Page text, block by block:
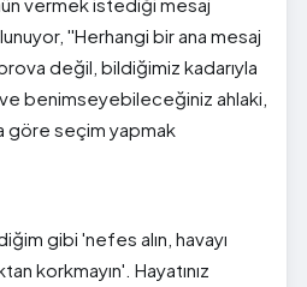
''Herhangi bir ana mesaj
değil, bildiğimiz kadarıyla
ve benimseyebileceğiniz ahlaki,
göre seçim yapmak
gibi 'nefes alın, havayı
korkmayın'. Hayatınız